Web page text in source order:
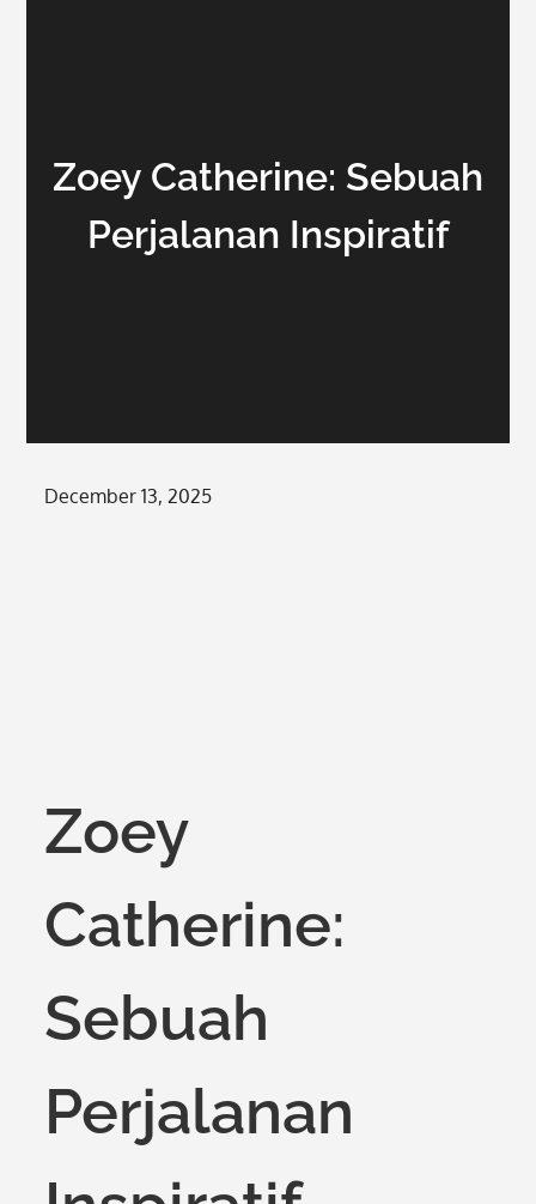
Zoey Catherine: Sebuah
Perjalanan Inspiratif
Posted
December 13, 2025
Zoey
Catherine:
Sebuah
Perjalanan